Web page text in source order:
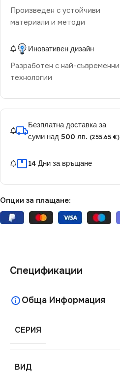
Произведен с устойчиви
материали и методи
Иновативен дизайн
Разработен с най-съвременни
технологии
Безплатна доставка за
суми над 500 лв. (255.65 €)
14 Дни за връщане
Опции за плащане:
Спецификации
Обща Информация
СЕРИЯ
ВИД